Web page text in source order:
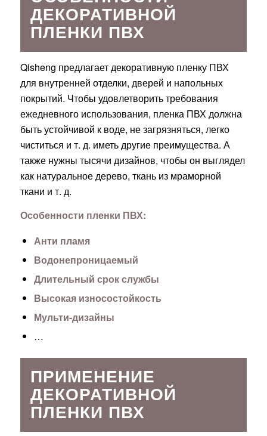
ДЕКОРАТИВНОЙ
ПЛЕНКИ ПВХ
Qisheng предлагает декоративную пленку ПВХ
для внутренней отделки, дверей и напольных
покрытий. Чтобы удовлетворить требования
ежедневного использования, пленка ПВХ должна
быть устойчивой к воде, не загрязняться, легко
чиститься и т. д. иметь другие преимущества. А
также нужны тысячи дизайнов, чтобы он выглядел
как натуральное дерево, ткань из мраморной
ткани и т. д.
Особенности пленки ПВХ:
Анти пламя
Водонепроницаемый
Длительный срок службы
Высокая износостойкость
Мульти-дизайны
…
ПРИМЕНЕНИЕ
ДЕКОРАТИВНОЙ
ПЛЕНКИ ПВХ